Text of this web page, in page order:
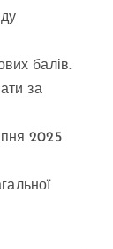
балів.
за
2025